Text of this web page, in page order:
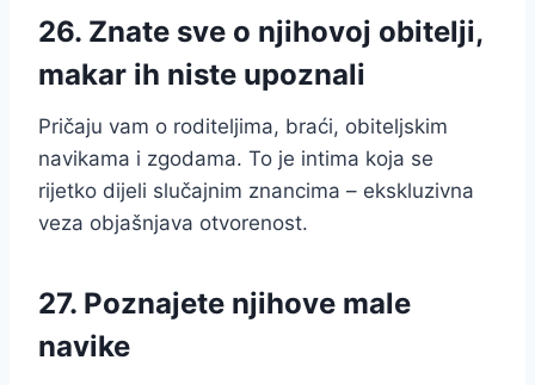
26. Znate sve o njihovoj obitelji,
makar ih niste upoznali
Pričaju vam o roditeljima, braći, obiteljskim
navikama i zgodama. To je intima koja se
rijetko dijeli slučajnim znancima – ekskluzivna
veza objašnjava otvorenost.
27. Poznajete njihove male
navike